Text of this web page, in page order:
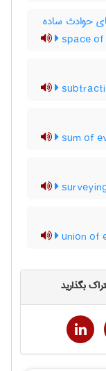
حوادث ساده
space
sum of
union of
بگذارید